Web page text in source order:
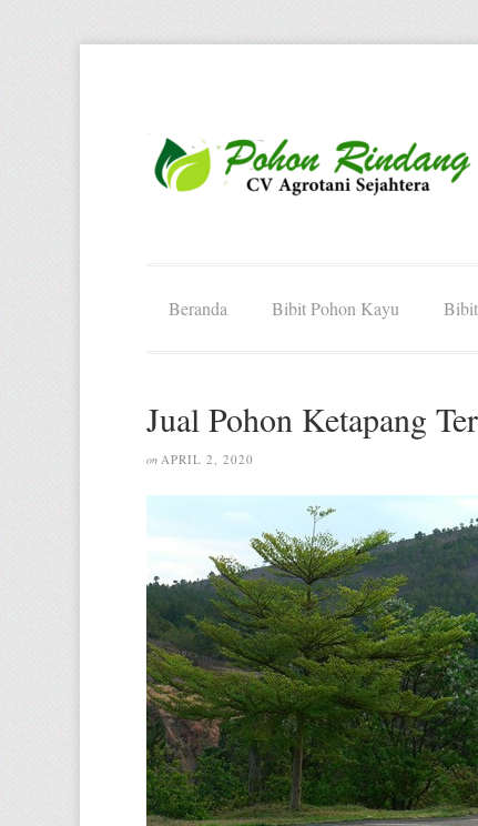
Beranda Bibit Pohon Kayu
Jual Pohon Ketapang
on APRIL 2, 2020